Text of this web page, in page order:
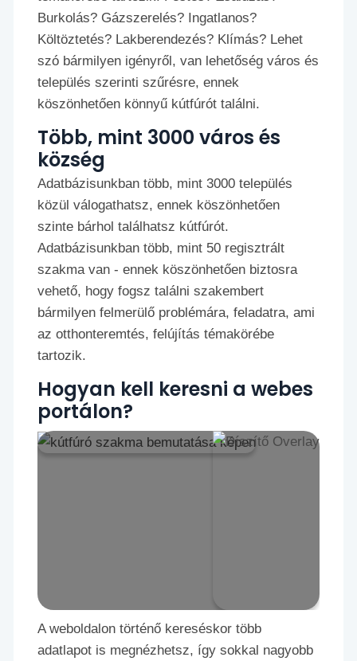
Burkolás? Gázszerelés? Ingatlanos?
Költöztetés? Lakberendezés? Klímás? Lehet
szó bármilyen igényről, van lehetőség város és
település szerinti szűrésre, ennek
köszönhetően könnyű kútfúrót találni.
Több, mint 3000 város és
község
Adatbázisunkban több, mint 3000 település
közül válogathatsz, ennek köszönhetően
szinte bárhol találhatsz kútfúrót.
Adatbázisunkban több, mint 50 regisztrált
szakma van - ennek köszönhetően biztosra
vehető, hogy fogsz találni szakembert
bármilyen felmerülő problémára, feladatra, ami
az otthonteremtés, felújítás témakörébe
tartozik.
Hogyan kell keresni a webes
portálon?
A weboldalon történő kereséskor több
adatlapot is megnézhetsz, így sokkal nagyobb